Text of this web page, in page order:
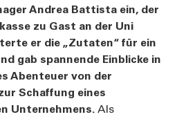
Andrea Battista ein, der
zu Gast an der Uni
er die „Zutaten“ für ein
gab spannende Einblicke in
Abenteuer von der
Schaffung eines
Unternehmens. Als